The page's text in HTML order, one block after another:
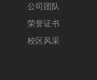
公司团队
荣誉证书
校区风采